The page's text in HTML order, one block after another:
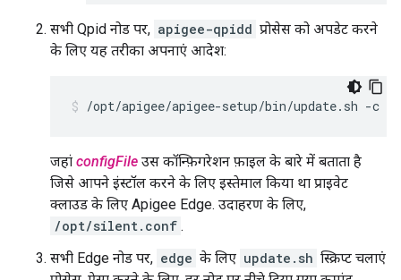
सभी Qpid नोड पर, apigee-qpidd प्रोसेस को अपडेट करने
के लिए यह तरीका अपनाएं आदेश:
/opt/apigee/apigee-setup/bin/update.sh -c
जहां configFile उस कॉन्फ़िगरेशन फ़ाइल के बारे में बताता है
जिसे आपने इंस्टॉल करने के लिए इस्तेमाल किया था प्राइवेट
क्लाउड के लिए Apigee Edge. उदाहरण के लिए,
/opt/silent.conf .
सभी Edge नोड पर, edge के लिए update.sh स्क्रिप्ट चलाएं